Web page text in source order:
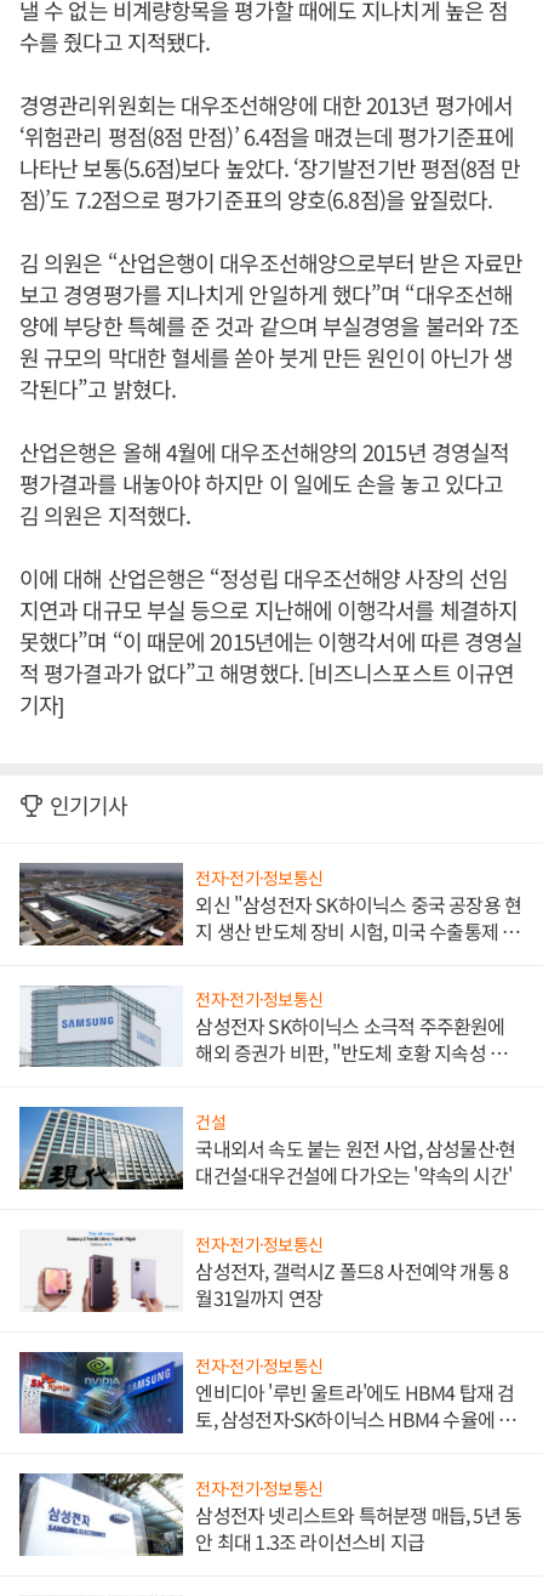
낼 수 없는 비계량항목을 평가할 때에도 지나치게 높은 점
수를 줬다고 지적됐다.
경영관리위원회는 대우조선해양에 대한 2013년 평가에서
‘위험관리 평점(8점 만점)’ 6.4점을 매겼는데 평가기준표에
나타난 보통(5.6점)보다 높았다. ‘장기발전기반 평점(8점 만
점)’도 7.2점으로 평가기준표의 양호(6.8점)을 앞질렀다.
김 의원은 “산업은행이 대우조선해양으로부터 받은 자료만
보고 경영평가를 지나치게 안일하게 했다”며 “대우조선해
양에 부당한 특혜를 준 것과 같으며 부실경영을 불러와 7조
원 규모의 막대한 혈세를 쏟아 붓게 만든 원인이 아닌가 생
각된다”고 밝혔다.
산업은행은 올해 4월에 대우조선해양의 2015년 경영실적
평가결과를 내놓아야 하지만 이 일에도 손을 놓고 있다고
김 의원은 지적했다.
이에 대해 산업은행은 “정성립 대우조선해양 사장의 선임
지연과 대규모 부실 등으로 지난해에 이행각서를 체결하지
못했다”며 “이 때문에 2015년에는 이행각서에 따른 경영실
적 평가결과가 없다”고 해명했다. [비즈니스포스트 이규연
기자]
인기기사
전자·전기·정보통신
외신 "삼성전자 SK하이닉스 중국 공장용 현
지 생산 반도체 장비 시험, 미국 수출통제 대
전자·전기·정보통신
삼성전자 SK하이닉스 소극적 주주환원에
해외 증권가 비판, "반도체 호황 지속성 의
건설
국내외서 속도 붙는 원전 사업, 삼성물산·현
대건설·대우건설에 다가오는 '약속의 시간'
전자·전기·정보통신
삼성전자, 갤럭시Z 폴드8 사전예약 개통 8
월31일까지 연장
전자·전기·정보통신
엔비디아 '루빈 울트라'에도 HBM4 탑재 검
토, 삼성전자·SK하이닉스 HBM4 수율에 주
전자·전기·정보통신
삼성전자 넷리스트와 특허분쟁 매듭, 5년 동
안 최대 1.3조 라이선스비 지급